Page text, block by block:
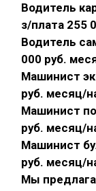
Водитель
з/плата 255
Водитель
000 руб.
Машинист
руб. месяц/
Машинист
руб. месяц/
Машинист
руб. месяц/
Мы